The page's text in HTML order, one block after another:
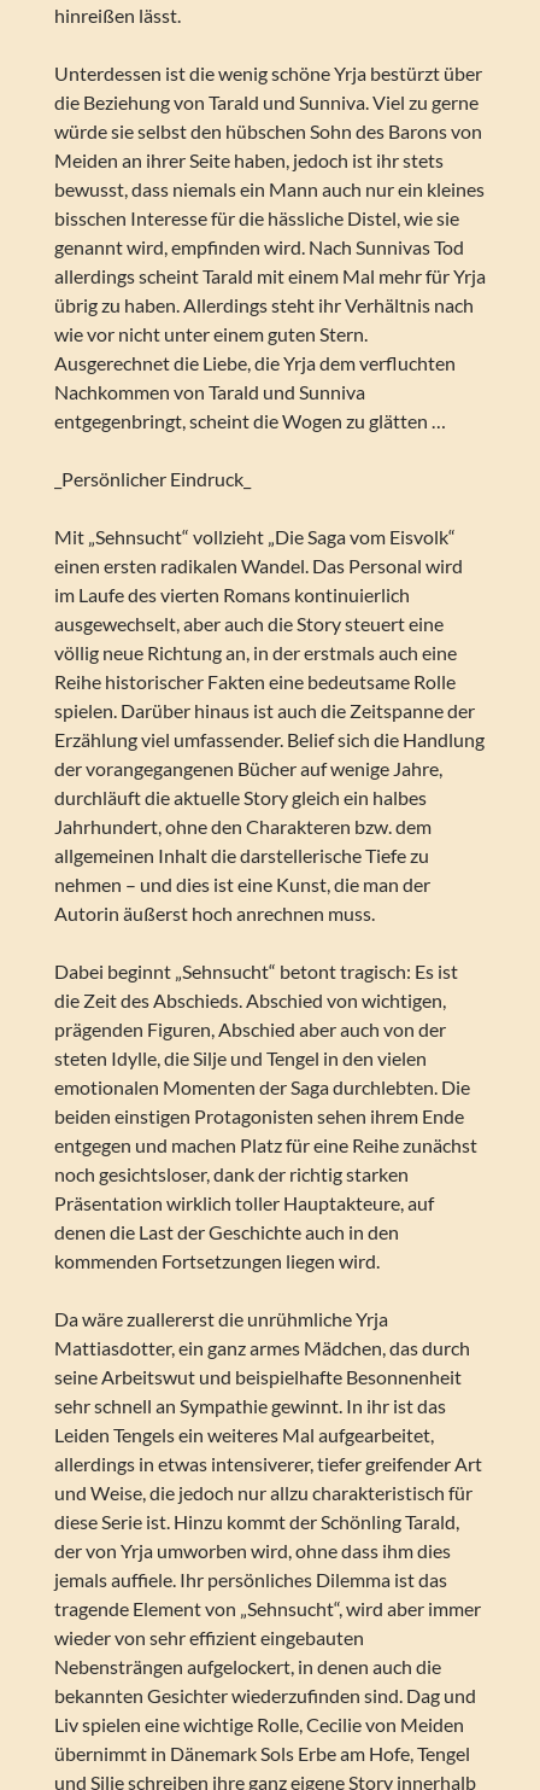
hinreißen lässt.
Unterdessen ist die wenig schöne Yrja bestürzt über
die Beziehung von Tarald und Sunniva. Viel zu gerne
würde sie selbst den hübschen Sohn des Barons von
Meiden an ihrer Seite haben, jedoch ist ihr stets
bewusst, dass niemals ein Mann auch nur ein kleines
bisschen Interesse für die hässliche Distel, wie sie
genannt wird, empfinden wird. Nach Sunnivas Tod
allerdings scheint Tarald mit einem Mal mehr für Yrja
übrig zu haben. Allerdings steht ihr Verhältnis nach
wie vor nicht unter einem guten Stern.
Ausgerechnet die Liebe, die Yrja dem verfluchten
Nachkommen von Tarald und Sunniva
entgegenbringt, scheint die Wogen zu glätten …
_Persönlicher Eindruck_
Mit „Sehnsucht“ vollzieht „Die Saga vom Eisvolk“
einen ersten radikalen Wandel. Das Personal wird
im Laufe des vierten Romans kontinuierlich
ausgewechselt, aber auch die Story steuert eine
völlig neue Richtung an, in der erstmals auch eine
Reihe historischer Fakten eine bedeutsame Rolle
spielen. Darüber hinaus ist auch die Zeitspanne der
Erzählung viel umfassender. Belief sich die Handlung
der vorangegangenen Bücher auf wenige Jahre,
durchläuft die aktuelle Story gleich ein halbes
Jahrhundert, ohne den Charakteren bzw. dem
allgemeinen Inhalt die darstellerische Tiefe zu
nehmen – und dies ist eine Kunst, die man der
Autorin äußerst hoch anrechnen muss.
Dabei beginnt „Sehnsucht“ betont tragisch: Es ist
die Zeit des Abschieds. Abschied von wichtigen,
prägenden Figuren, Abschied aber auch von der
steten Idylle, die Silje und Tengel in den vielen
emotionalen Momenten der Saga durchlebten. Die
beiden einstigen Protagonisten sehen ihrem Ende
entgegen und machen Platz für eine Reihe zunächst
noch gesichtsloser, dank der richtig starken
Präsentation wirklich toller Hauptakteure, auf
denen die Last der Geschichte auch in den
kommenden Fortsetzungen liegen wird.
Da wäre zuallererst die unrühmliche Yrja
Mattiasdotter, ein ganz armes Mädchen, das durch
seine Arbeitswut und beispielhafte Besonnenheit
sehr schnell an Sympathie gewinnt. In ihr ist das
Leiden Tengels ein weiteres Mal aufgearbeitet,
allerdings in etwas intensiverer, tiefer greifender Art
und Weise, die jedoch nur allzu charakteristisch für
diese Serie ist. Hinzu kommt der Schönling Tarald,
der von Yrja umworben wird, ohne dass ihm dies
jemals auffiele. Ihr persönliches Dilemma ist das
tragende Element von „Sehnsucht“, wird aber immer
wieder von sehr effizient eingebauten
Nebensträngen aufgelockert, in denen auch die
bekannten Gesichter wiederzufinden sind. Dag und
Liv spielen eine wichtige Rolle, Cecilie von Meiden
übernimmt in Dänemark Sols Erbe am Hofe, Tengel
und Silje schreiben ihre ganz eigene Story innerhalb